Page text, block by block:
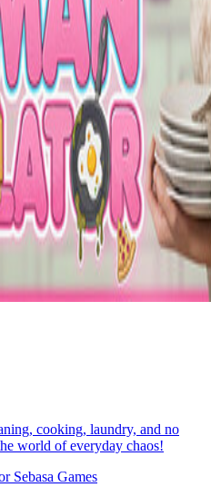
cooking, laundry, and no
world of everyday chaos!
Sebasa Games